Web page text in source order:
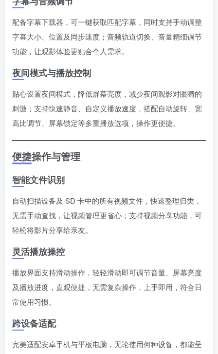
配备字幕下载器，可一键获取匹配字幕，同时支持手动调整
字幕大小、位置及同步速度；音频轨道切换、音量精细调节
功能，让观影体验更贴合个人需求。
夜间模式与播放控制
贴心设置夜间模式，降低屏幕亮度，减少夜间观影对眼睛的
刺激；支持快速静音、自定义播放速度，搭配自动旋转、宽
高比调节、屏幕锁定等多重播放选项，操作更便捷。
便捷操作与管理
智能文件识别
自动扫描设备及 SD 卡中的所有视频文件，快速整理归类，
无需手动查找，让视频管理更省心；支持视频分享功能，可
轻松将影片分享给亲友。
灵活播放操控
播放界面支持滑动操作，轻轻滑动即可调节音量、屏幕亮度
及播放进度，直观便捷，无需复杂操作，上手即用，符合日
常使用习惯。
跨设备适配
完美适配安卓手机与平板电脑，无论使用何种设备，都能呈